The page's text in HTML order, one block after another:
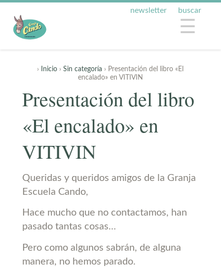
buscar
newsletter
☰
› Inicio ›Sin categoría › Presentación del libro «El
encalado» en VITIVIN
Presentación del libro
«El encalado» en
VITIVIN
Queridas y queridos amigos de la Granja
Escuela Cando,
Hace mucho que no contactamos, han
pasado tantas cosas…
Pero como algunos sabrán, de alguna
manera, no hemos parado.